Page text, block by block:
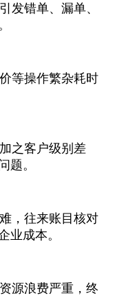
发错单、漏单、
等操作繁杂耗时
之客户级别差
题。
，往来账目核对
业成本。
源浪费严重，终